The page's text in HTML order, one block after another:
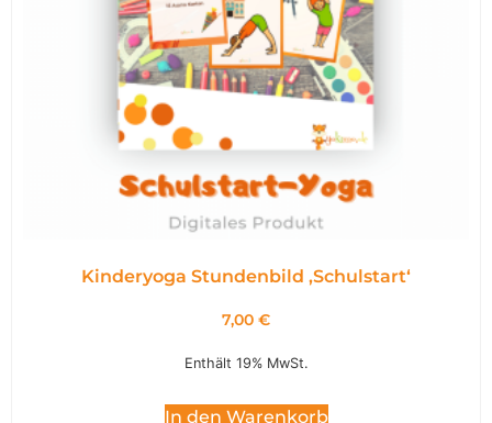
Kinderyoga Stundenbild ,Schulstart‘
7,00 €
Enthält 19% MwSt.
In den Warenkorb